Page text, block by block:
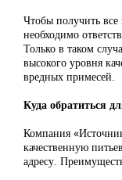
Чтобы получить
необходимо
Только в таком
высокого уровня
вредных примесей.
Куда обратиться
Компания
качественную
адресу.